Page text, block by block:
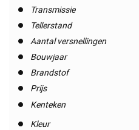
Transmissie
Tellerstand
Aantal versnellingen
Bouwjaar
Brandstof
Prijs
Kenteken
Kleur